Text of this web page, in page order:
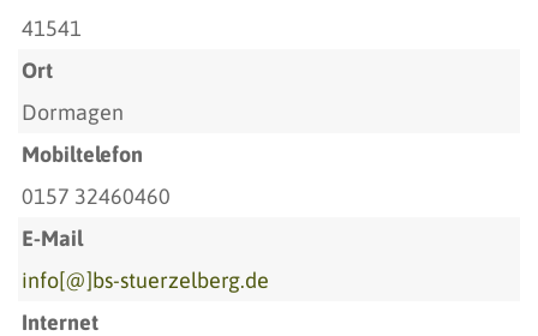
41541
Ort
Dormagen
Mobiltelefon
0157 32460460
E-Mail
info[@]bs-stuerzelberg.de
Internet